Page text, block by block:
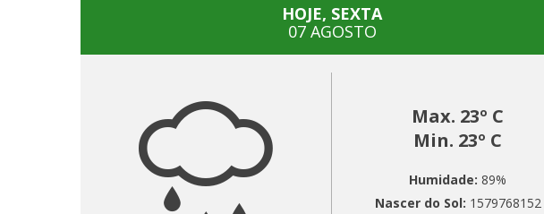
HOJE, SEXTA
07 AGOSTO
Max. 23º C
Min. 23º C
Humidade: 89%
Nascer do Sol: 1579768152